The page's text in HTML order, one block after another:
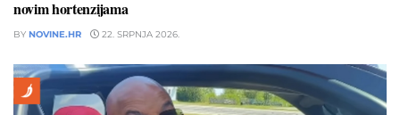
novim hortenzijama
BY NOVINE.HR 22. SRPNJA 2026.